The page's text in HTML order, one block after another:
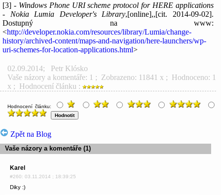
[3] - Windows Phone URI scheme protocol for HERE applications
- Nokia Lumia Developer's Library,[online],,[cit. 2014-09-02].
Dostupný na www:
<http://developer.nokia.com/resources/library/Lumia/change-
history/archived-content/maps-and-navigation/here-launchers/wp-
uri-schemes-for-location-applications.html>
02.09.2014; Petr Klósko
Vaše názory a komentáře: 1 ; Zobrazeno: 11841 x ; Hodnoceno: 1
x ; Hodnocení článku :
Hodnocení článku:
Zpět na Blog
Vaše názory a komentáře (1)
Karel
#260: 03.11.2014 ; 18:39:25
Diky :)